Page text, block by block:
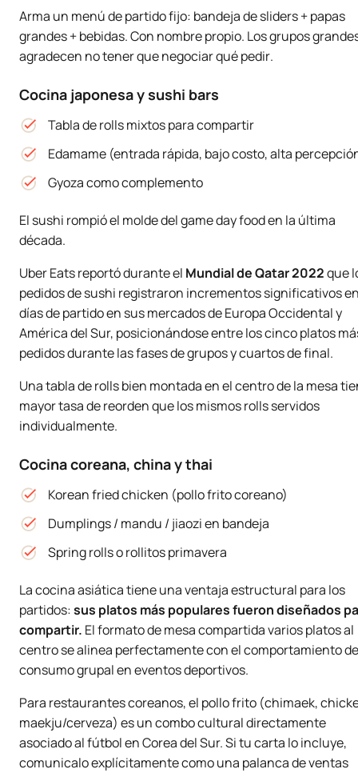
Arma un menú de partido fijo: bandeja de sliders + papas
grandes + bebidas. Con nombre propio. Los grupos
agradecen no tener que negociar qué pedir.
Cocina japonesa y sushi bars
Tabla de rolls mixtos para compartir
Edamame (entrada rápida, bajo costo, alta
Gyoza como complemento
El sushi rompió el molde delgame day fooden la última
década.
Uber Eats reportó durante el Mundial de Qatar 2022que
pedidos de sushi registraron incrementos significativos
días de partido en sus mercados de Europa Occidental y
América del Sur, posicionándose entre los cinco platos
pedidos durante las fases de grupos y cuartos de final.
Una tabla de rolls bien montada en el centro de la mesa
mayor tasa de reorden que los mismos rolls servidos
individualmente.
Cocina coreana, china y thai
Korean fried chicken (pollo frito coreano)
Dumplings / mandu / jiaozi en bandeja
Spring rolls o rollitos primavera
La cocina asiática tiene una ventaja estructural para los
partidos:sus platos más populares fueron diseñados
compartir. El formato de mesa compartida varios platos al
centro se alinea perfectamente con el comportamiento de
consumo grupal en eventos deportivos.
Para restaurantes coreanos, el pollo frito (chimaek,
maekju/cerveza) es un combo cultural directamente
asociado al fútbol en Corea del Sur. Si tu carta lo incluye,
comunicalo explícitamente como una palanca de ventas